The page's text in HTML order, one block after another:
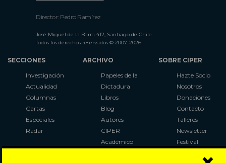
Director: Pedro Ramírez
José Miguel de la Barra 412, Santiago de Chile
Todos los derechos reservados © 2007-2026
SECCIONES
Investigación
Actualidad
Columnas
Cartas
Especiales
Radar
ARCHIVO
Papeles de la
Dictadura
Libros
Blog
Autores
CIPER
Académico
SOBRE CIPER
Hazte Socio
Nosotros
Donaciones
Contacto
Talleres
Newsletter
Festival